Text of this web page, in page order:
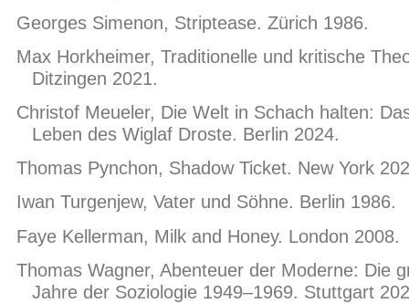
Georges Simenon, Striptease. Zürich 1986.
Max Horkheimer, Traditionelle und kritische
Ditzingen 2021.
Christof Meueler, Die Welt in Schach halten:
Leben des Wiglaf Droste. Berlin 2024.
Thomas Pynchon, Shadow Ticket. New York
Iwan Turgenjew, Vater und Söhne. Berlin 1986.
Faye Kellerman, Milk and Honey. London 2008.
Thomas Wagner, Abenteuer der Moderne: Die
Jahre der Soziologie 1949–1969. Stuttgart